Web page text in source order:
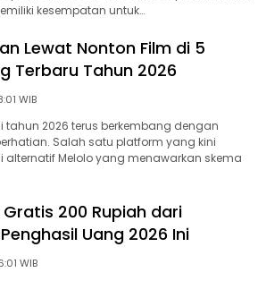
kesempatan untuk…
Lewat Nonton Film di 5
Terbaru Tahun 2026
11 Mei 2026 18:01 WIB
2026 terus berkembang dengan
Salah satu platform yang kini
Melolo yang menawarkan skema
200 Rupiah dari
Uang 2026 Ini
11 Mei 2026 16:01 WIB